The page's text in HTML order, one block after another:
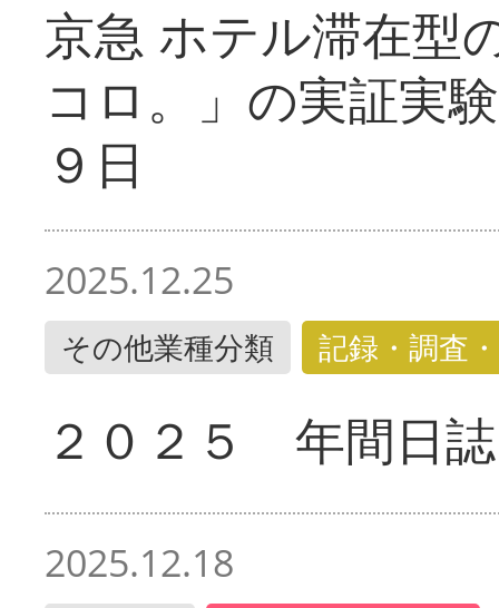
京急 ホテル滞在型
コロ。」の実証実
９日
2025.12.25
その他業種分類 記録・調査
２０２５ 年間日誌
2025.12.18